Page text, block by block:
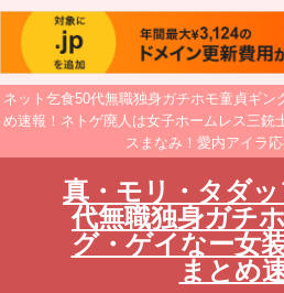
ネット乞食50代無職独身ガチホモ童貞ギン
め速報！ネトゲ廃人は女子ホームレス三銃
スまなみ！愛内アイラ応
真・モリ・タダ
代無職独身ガチ
グ・ゲイなー女
まとめ